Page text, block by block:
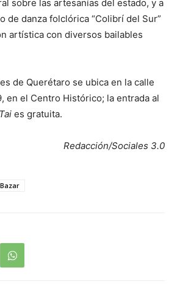
sobre las artesanías del estado, y a
de danza folclórica “Colibrí del Sur”
artística con diversos bailables
de Querétaro se ubica en la calle
en el Centro Histórico; la entrada al
es gratuita.
Redacción/Sociales 3.0